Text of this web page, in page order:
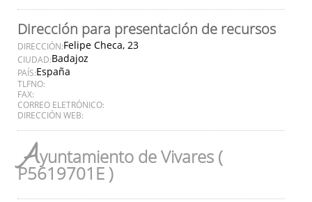
Dirección para presentación de recursos
DIRECCIÓN:Felipe Checa, 23
CIUDAD:Badajoz
PAÍS:España
TLFNO:
FAX:
CORREO ELETRÓNICO:
DIRECCIÓN WEB:
Ayuntamiento de Vivares (
P5619701E )